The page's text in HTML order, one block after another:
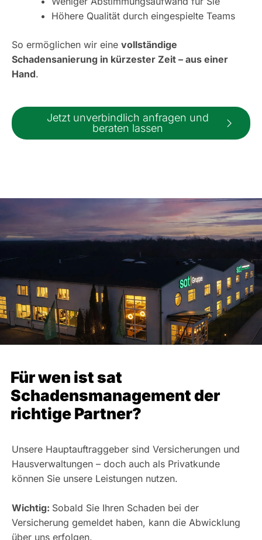
Höhere Qualität durch eingespielte Teams
So ermöglichen wir eine vollständige
Schadensanierung in kürzester Zeit – aus einer
Hand.
Jetzt unverbindlich anfragen und
beraten lassen
Für wen ist sat
Schadensmanagement der
richtige Partner?
Unsere Hauptauftraggeber sind Versicherungen und
Hausverwaltungen – doch auch als Privatkunde
können Sie unsere Leistungen nutzen.
Wichtig: Sobald Sie Ihren Schaden bei der
Versicherung gemeldet haben, kann die Abwicklung
über uns erfolgen.